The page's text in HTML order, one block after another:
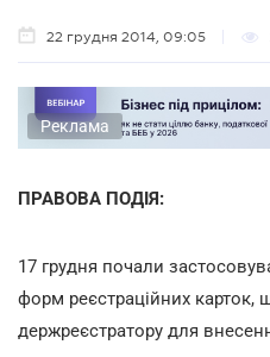
22 грудня 2014, 09:05
Реклама
ПРАВОВА ПОДІЯ:
17 грудня почали
форм реєстраційних карток,
держреєстратору для